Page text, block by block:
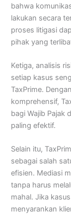
bahwa
lakukan secara
proses litigasi
pihak yang
Ketiga, analisis
setiap kasus
TaxPrime.
komprehensif,
bagi Wajib Pajak
paling efektif.
Selain itu,
sebagai salah
efisien. Mediasi
tanpa harus
mahal. Jika
menyarankan